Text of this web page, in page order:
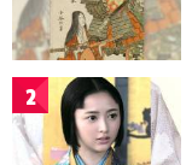
2